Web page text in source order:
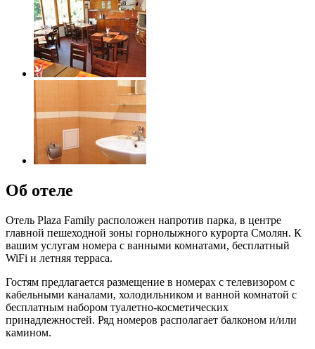
Об отеле
Отель Plaza Family расположен напротив парка, в центре
главной пешеходной зоны горнолыжного курорта Смолян. К
вашим услугам номера с ванными комнатами, бесплатный
WiFi и летняя терраса.
Гостям предлагается размещение в номерах с телевизором с
кабельными каналами, холодильником и ванной комнатой с
бесплатным набором туалетно-косметических
принадлежностей. Ряд номеров располагает балконом и/или
камином.